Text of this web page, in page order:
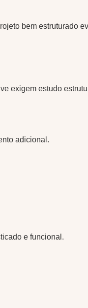
bem estruturado
exigem estudo
adicional.
e funcional.